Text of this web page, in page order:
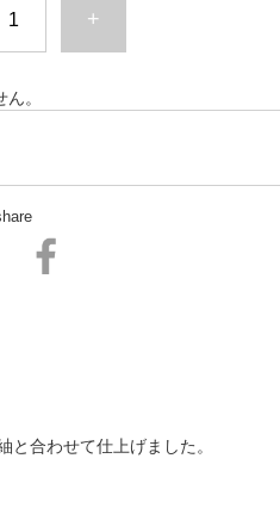
+
。
合わせて仕上げました。